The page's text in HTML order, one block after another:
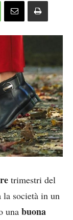
trimestri del
società in un
una buona